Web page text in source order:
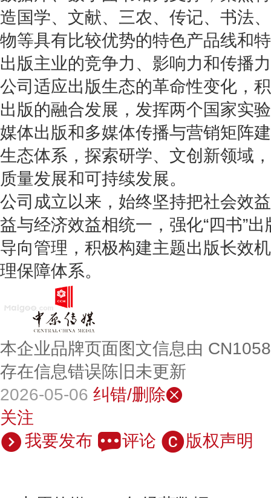
造国学、文献、三农、传记、书法
物等具有比较优势的特色产品线和
出版主业的竞争力、影响力和传播
公司适应出版生态的革命性变化，
出版的融合发展，发挥两个国家实
媒体出版和多媒体传播与营销矩阵
生态体系，探索研学、文创新领域
质量发展和可持续发展。
公司成立以来，始终坚持把社会效
益与经济效益相统一，强化“四书”
导向管理，积极构建主题出版长效
理保障体系。
本企业品牌页面图文信息由
存在信息错误陈旧未更新
2026-05-06 纠错/删除
关注
我要发布
评论 版权声明